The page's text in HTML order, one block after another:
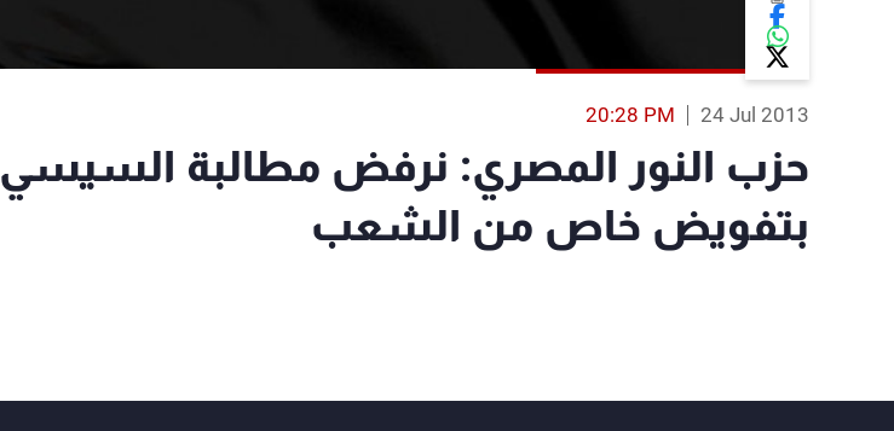
24 Jul 2013
20:28 PM
حزب النور المصري: نرفض مطالبة السيسي
بتفويض خاص من الشعب